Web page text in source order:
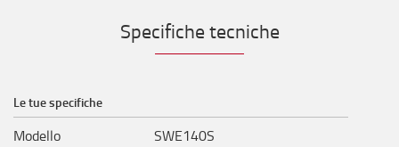
Specifiche tecniche
Le tue specifiche
Modello SWE140S